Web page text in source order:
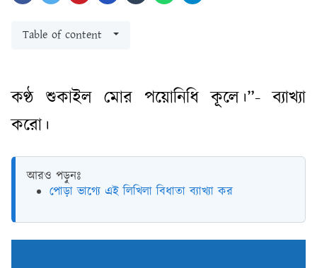
Table of content
কণ্ঠ শুকাইল মোর পয়োনিধি কূলে।”- ব্যাখ্যা
করো।
আরও পড়ুনঃ
পোড়া ভাগ্যে এই লিখিলা বিধাতা ব্যাখ্যা কর